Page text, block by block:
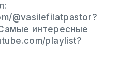
@vasilefilatpastor?
интересные
playlist?